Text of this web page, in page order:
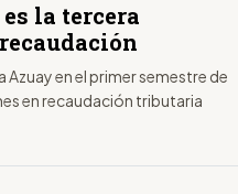
la tercera
en el primer semestre de
en recaudación tributaria